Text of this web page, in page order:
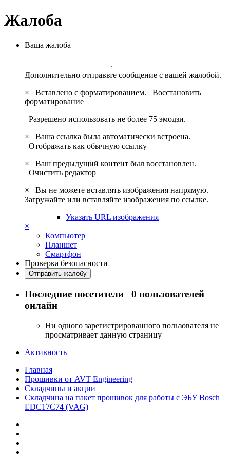
Жалоба
Ваша жалоба
Дополнительно отправьте сообщение с вашей жалобой.
×
Вставлено с форматированием. Восстановить
форматирование
Разрешено использовать не более 75 эмодзи.
×
Ваша ссылка была автоматически встроена.
Отображать как обычную ссылку
×
Ваш предыдущий контент был восстановлен.
Очистить редактор
×
Вы не можете вставлять изображения напрямую.
Загружайте или вставляйте изображения по ссылке.
Указать URL изображения
×
Компьютер
Планшет
Смартфон
Проверка безопасности
Отправить жалобу
Последние посетители 0 пользователей
онлайн
Ни одного зарегистрированного пользователя не
просматривает данную страницу
Активность
Главная
Прошивки от AVT Engineering
Складчины и акции
Складчина на пакет прошивок для работы с ЭБУ Bosch
EDC17C74 (VAG)